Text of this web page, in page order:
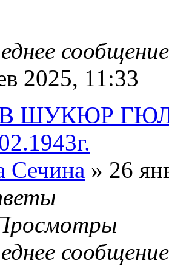
2025, 11:33
ШУКЮР
Сечина » 26